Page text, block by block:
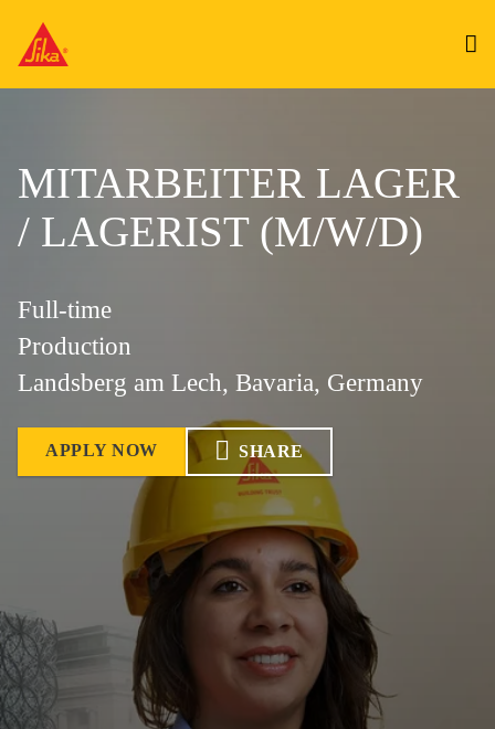
MITARBEITER LAGER
/ LAGERIST (M/W/D)
Full-time
Production
Landsberg am Lech, Bavaria, Germany
APPLY NOW SHARE